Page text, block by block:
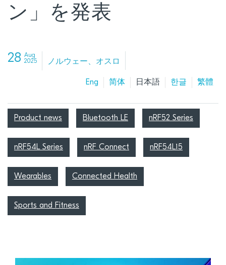
ン」を発表
28 Aug
2025
ノルウェー、オスロ
Eng 简体 日本語 한글 繁體
Product news Bluetooth LE nRF52 Series
nRF54L Series nRF Connect nRF54L15
Wearables Connected Health
Sports and Fitness